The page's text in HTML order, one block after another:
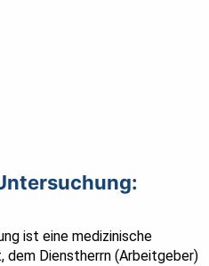
ist eine medizinische
dem Dienstherrn (Arbeitgeber)